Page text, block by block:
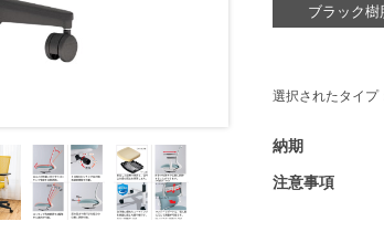
注意事項
納期
ブラック樹
選択されたタイプ